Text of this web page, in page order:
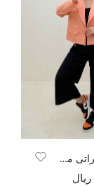
کت سوپر مازراتی مدل مهوا